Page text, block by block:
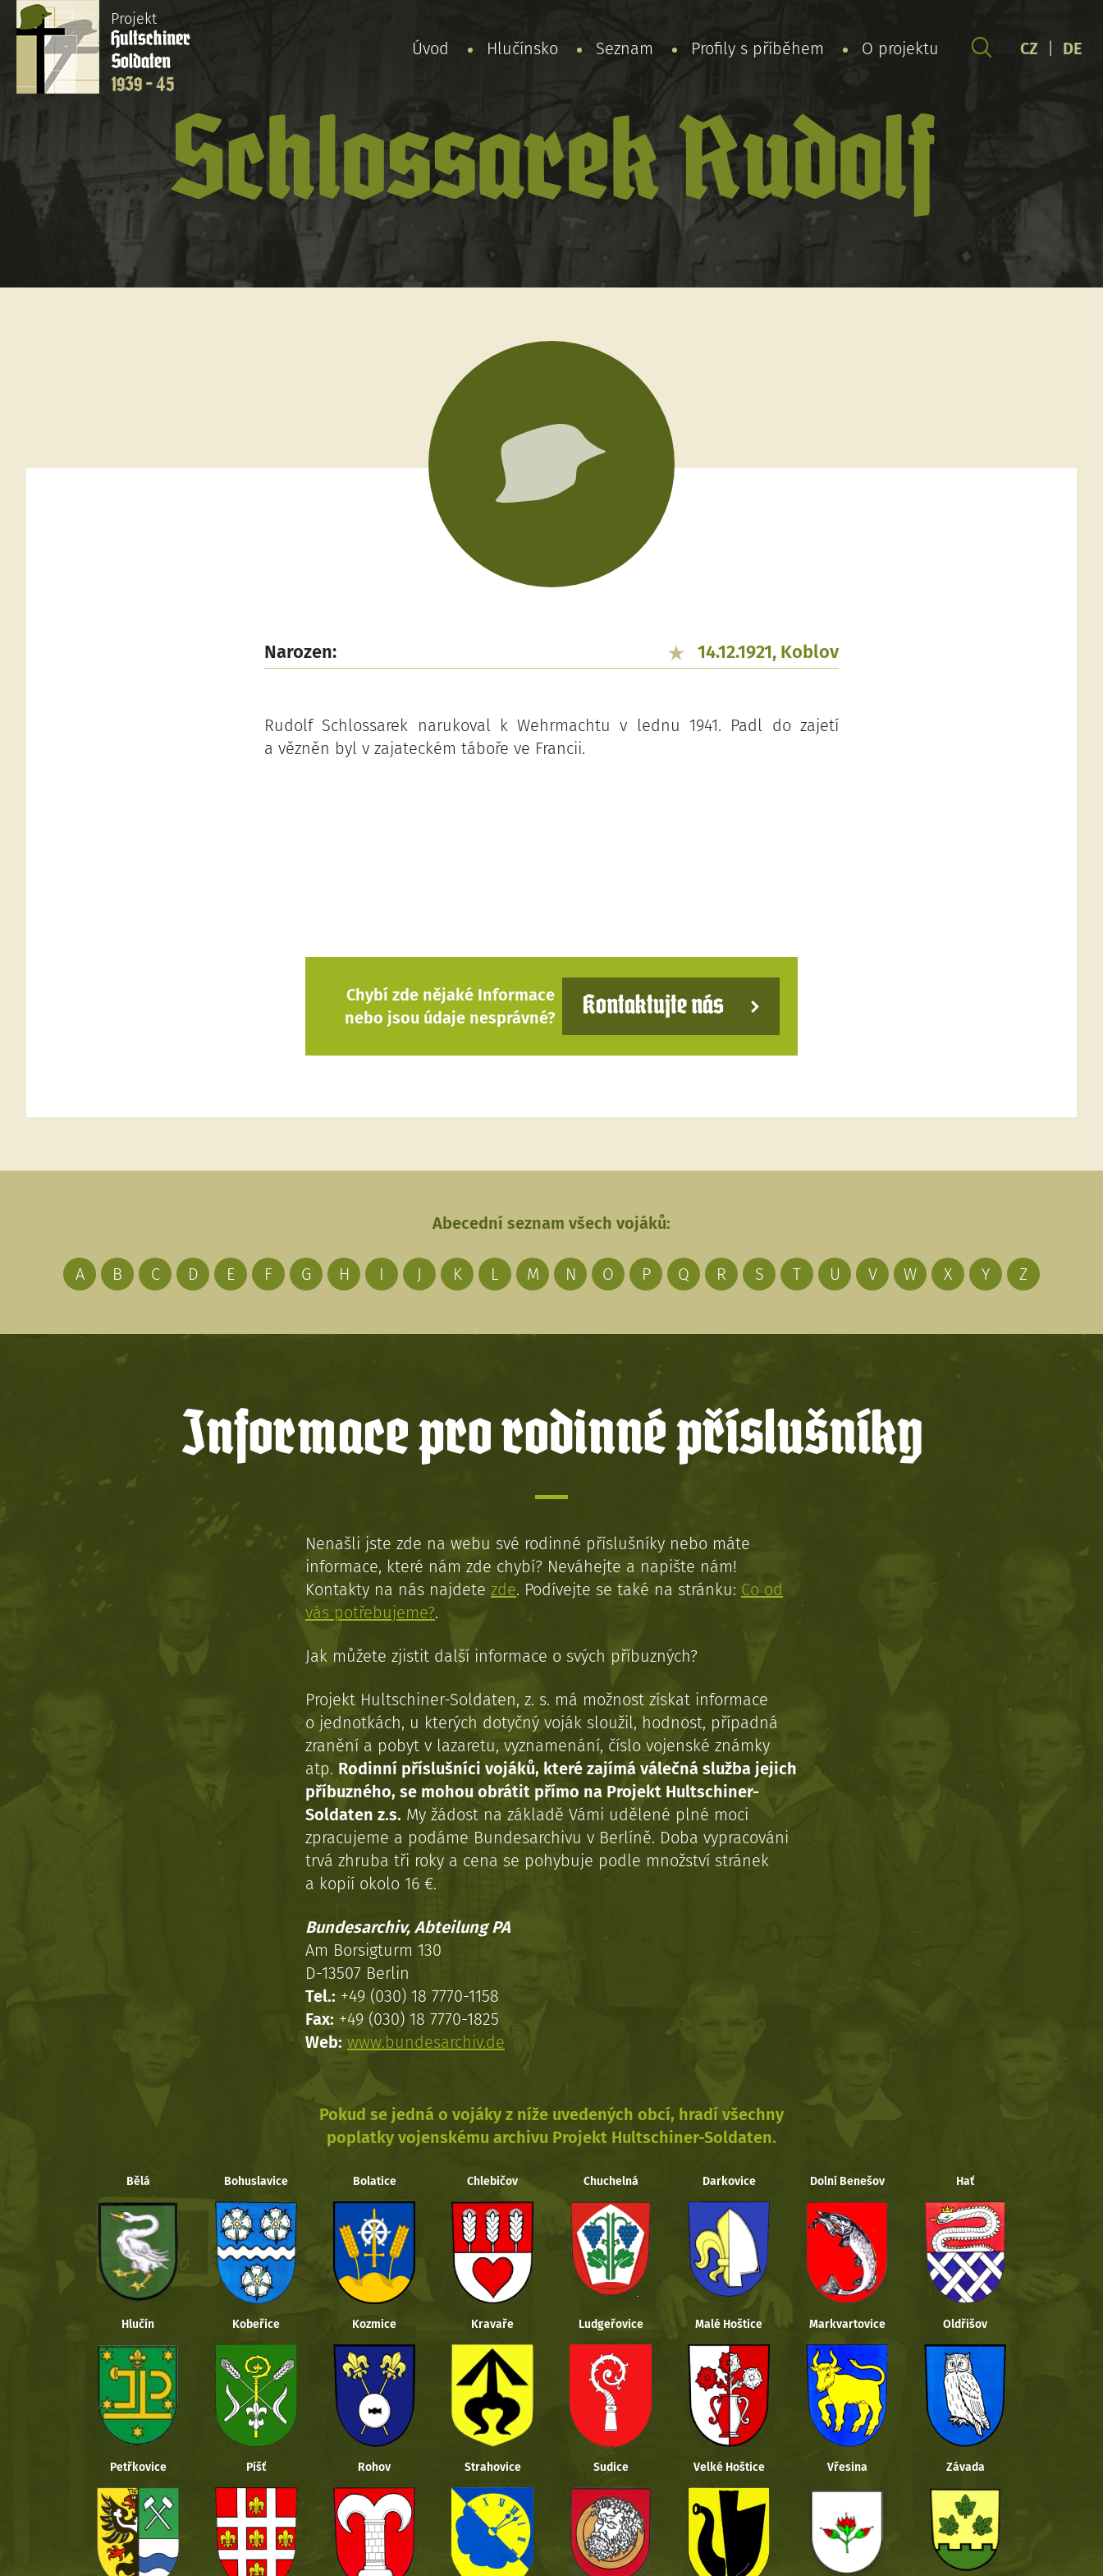
Projekt
Hultschiner
Soldaten
1939 - 45
Úvod Hlučínsko Seznam Profily s příběhem O projektu CZ DE
Schlossarek Rudolf
Narozen: 14.12.1921, Koblov
Rudolf Schlossarek narukoval k Wehrmachtu v lednu 1941. Padl do zajetí
a vězněn byl v zajateckém táboře ve Francii.
Chybí zde nějaké Informace
nebo jsou údaje nesprávné?
Kontaktujte nás
Abecední seznam všech vojáků:
A B C D E F G H I J K L M N O P Q R S T U V W X Y Z
Informace pro rodinné příslušníky
Nenašli jste zde na webu své rodinné příslušníky nebo máte
informace, které nám zde chybí? Neváhejte a napište nám!
Kontakty na nás najdete zde. Podívejte se také na stránku: Co od
vás potřebujeme?.
Jak můžete zjistit další informace o svých příbuzných?
Projekt Hultschiner-Soldaten, z. s. má možnost získat informace
o jednotkách, u kterých dotyčný voják sloužil, hodnost, případná
zranění a pobyt v lazaretu, vyznamenání, číslo vojenské známky
atp. Rodinní příslušníci vojáků, které zajímá válečná služba jejich
příbuzného, se mohou obrátit přímo na Projekt Hultschiner-
Soldaten z.s. My žádost na základě Vámi udělené plné moci
zpracujeme a podáme Bundesarchivu v Berlíně. Doba vypracováni
trvá zhruba tři roky a cena se pohybuje podle množství stránek
a kopií okolo 16 €.
Bundesarchiv, Abteilung PA
Am Borsigturm 130
D-13507 Berlin
Tel.: +49 (030) 18 7770-1158
Fax: +49 (030) 18 7770-1825
Web: www.bundesarchiv.de
Pokud se jedná o vojáky z níže uvedených obcí, hradí všechny
poplatky vojenskému archivu Projekt Hultschiner-Soldaten.
Bělá Bohuslavice Bolatice Chlebičov Chuchelná Darkovice Dolní Benešov Hať
Hlučín Kobeřice Kozmice Kravaře Ludgeřovice Malé Hoštice Markvartovice Oldřišov
Petřkovice Píšť Rohov Strahovice Sudice Velké Hoštice Vřesina Závada